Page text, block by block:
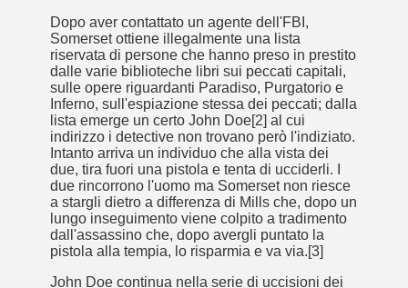
Dopo aver contattato un agente dell'FBI,
Somerset ottiene illegalmente una lista
riservata di persone che hanno preso in prestito
dalle varie biblioteche libri sui peccati capitali,
sulle opere riguardanti Paradiso, Purgatorio e
Inferno, sull'espiazione stessa dei peccati; dalla
lista emerge un certo John Doe[2] al cui
indirizzo i detective non trovano però l'indiziato.
Intanto arriva un individuo che alla vista dei
due, tira fuori una pistola e tenta di ucciderli. I
due rincorrono l'uomo ma Somerset non riesce
a stargli dietro a differenza di Mills che, dopo un
lungo inseguimento viene colpito a tradimento
dall'assassino che, dopo avergli puntato la
pistola alla tempia, lo risparmia e va via.[3]
John Doe continua nella serie di uccisioni dei
Trilogia sulla morte